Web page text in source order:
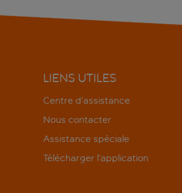
LIENS UTILES
Centre d’assistance
Nous contacter
Assistance spéciale
Télécharger l’application